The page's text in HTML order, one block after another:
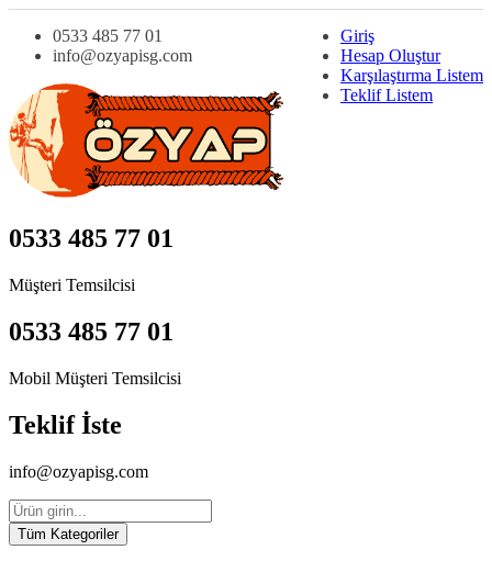
0533 485 77 01
info@ozyapisg.com
Giriş
Hesap Oluştur
Karşılaştırma Listem
Teklif Listem
0533 485 77 01
Müşteri Temsilcisi
0533 485 77 01
Mobil Müşteri Temsilcisi
Teklif İste
info@ozyapisg.com
Tüm Kategoriler